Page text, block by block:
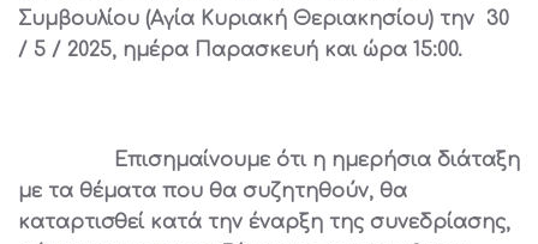
Συμβουλίου (Αγία Κυριακή Θεριακησίου) την 30
/ 5 / 2025, ημέρα Παρασκευή και ώρα 15:00.
Επισημαίνουμε ότι η ημερήσια διάταξη
με τα θέματα που θα συζητηθούν, θα
καταρτισθεί κατά την έναρξη της συνεδρίασης,